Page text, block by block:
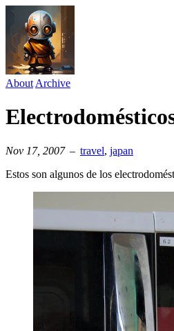
About Archive
Nov 17, 2007– travel⁠, japan
Estos son algunos de los